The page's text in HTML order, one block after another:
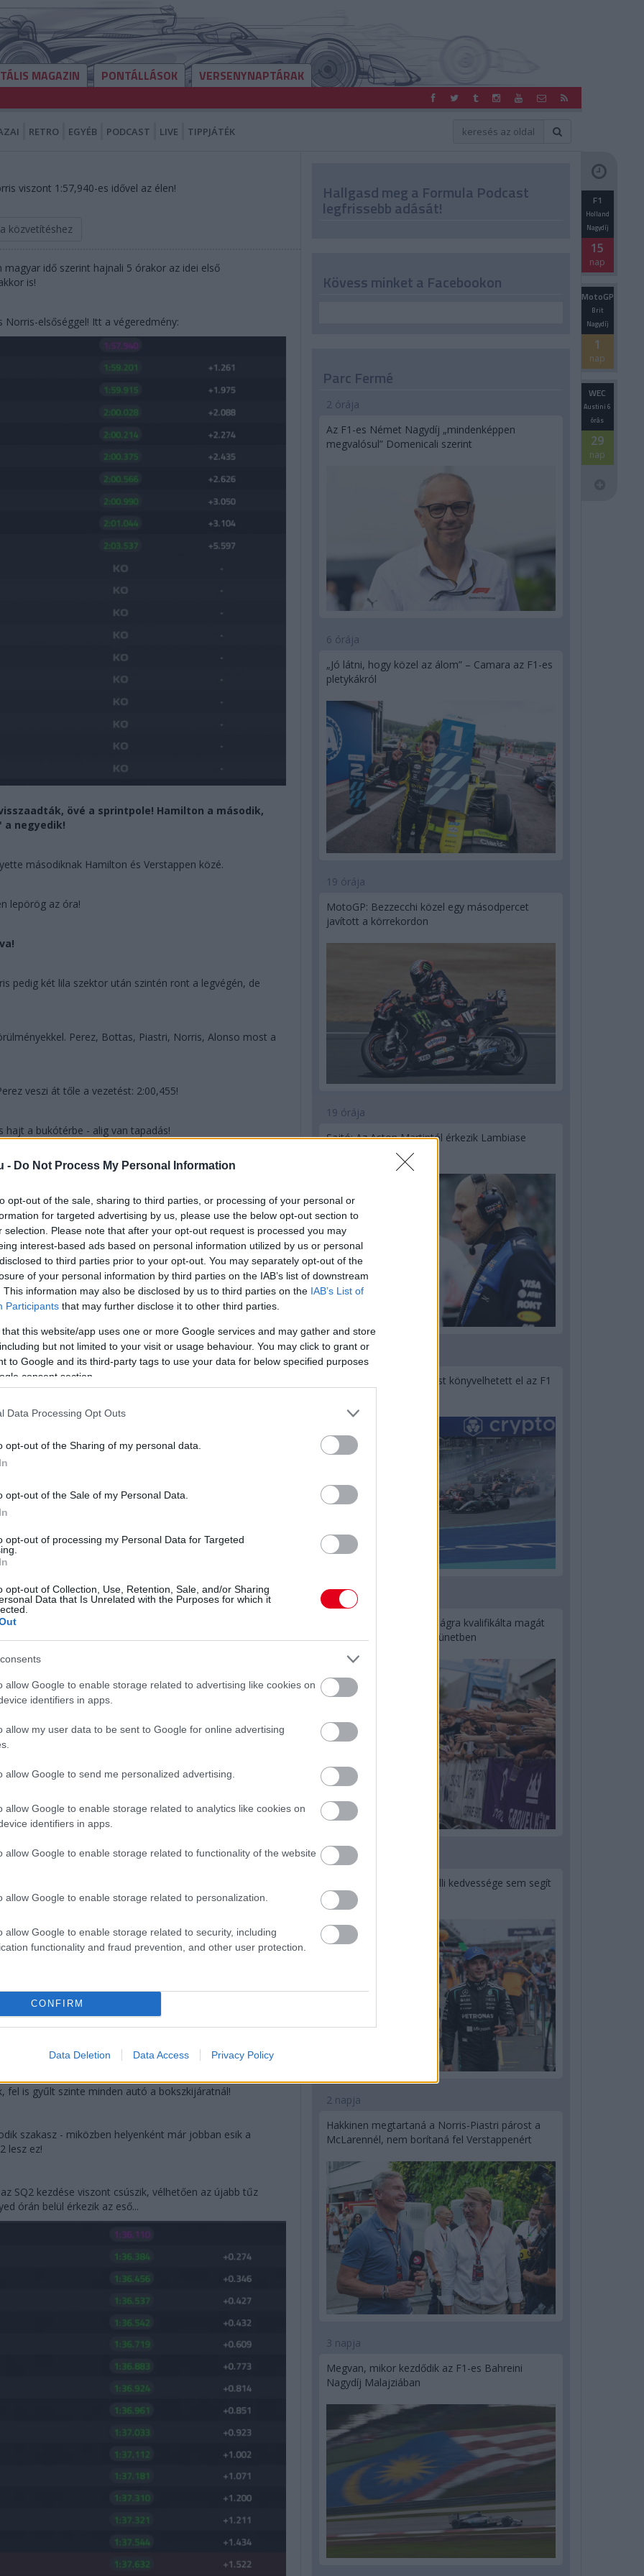
- Do Not Process My Personal Information
opt-out of the sale, sharing to third parties, or processing of your personal or
for targeted advertising by us, please use the below opt-out section to
selection. Please note that after your opt-out request is processed you may
interest-based ads based on personal information utilized by us or personal
to third parties prior to your opt-out. You may separately opt-out of the
of your personal information by third parties on the IAB’s list of downstream
This information may also be disclosed by us to third parties on the IAB’s List of
Participants that may further disclose it to other third parties.
that this website/app uses one or more Google services and may gather and store
but not limited to your visit or usage behaviour. You may click to grant or
to Google and its third-party tags to use your data for below specified purposes
consent section.
Data Processing Opt Outs
opt-out of the Sharing of my personal data.
opt-out of the Sale of my Personal Data.
opt-out of processing my Personal Data for Targeted
opt-out of Collection, Use, Retention, Sale, and/or Sharing
Data that Is Unrelated with the Purposes for which it
allow Google to enable storage related to advertising like cookies on
identifiers in apps.
allow my user data to be sent to Google for online advertising
allow Google to send me personalized advertising.
allow Google to enable storage related to analytics like cookies on
identifiers in apps.
allow Google to enable storage related to functionality of the website
allow Google to enable storage related to personalization.
allow Google to enable storage related to security, including
functionality and fraud prevention, and other user protection.
CONFIRM
Data Deletion Data Access Privacy Policy
MAGAZIN PONTÁLLÁSOK VERSENYNAPTÁRAK
RETRO EGYÉB PODCAST LIVE TIPPJÁTÉK
viszont 1:57,940-es idővel az élen!
közvetítéshez
idő szerint hajnali 5 órakor az idei első
is!
elsőséggel! Itt a végeredmény:
övé a sprintpole! Hamilton a második,
a negyedik!
másodiknak Hamilton és Verstappen közé.
lepörög az óra!
pedig két lila szektor után szintén ront a legvégén, de
Perez, Bottas, Piastri, Norris, Alonso most a
veszi át tőle a vezetést: 2:00,455!
hajt a bukótérbe - alig van tapadás!
épp csak hozzáért egy kiforgás után! De
aszfalton. Itt van a két Red Bull, a két Ferrari, a két
és Hamilton Mercedese.
alapján az autók padlólemezéről érkező
hogy hogyhogy mindkétszer ugyanott...
Hülkenberg, Ricciardo és Stroll búcsúzik - viszont
a hazai hős Zhou!
fenyegető az eső, így Russell próbálkozik is a
már a kameraképeken is feltűntek az esőcseppek.
Perez harmadiknak jön be a címvédő és Leclerc mögé.
Hülkenberg, Ricciardo és Stroll az utolsó ötös.
mögé jön be. Leclerc viszont az élre: 1:35,7!
az ausztrál vezet 1:35 végi idővel.
első köridő majd, a Red Bulloké pedig az utolsó -
gurulnak ki a versenyzők. Egy perc már le is telt a tízből. A
a garázsból.
jön az eső, akár már az első mért körük közben -
fel is gyűlt szinte minden autó a bokszkijáratnál!
szakasz - miközben helyenként már jobban esik a
lesz ez!
SQ2 kezdése viszont csúszik, vélhetően az újabb tűz
órán belül érkezik az eső...
Hallgasd meg a Formula Podcast
legfrissebb adását! F1
Holland
Nagydíj
15
nap
MotoGP
Brit
Nagydíj
1
nap
WEC
Austini 6
órás
29
nap
Kövess minket a Facebookon
Parc Fermé
2 órája
Az F1-es Német Nagydíj „mindenképpen
megvalósul” Domenicali szerint
6 órája
„Jó látni, hogy közel az álom” – Camara az F1-es
pletykákról
19 órája
MotoGP: Bezzecchi közel egy másodpercet
javított a körrekordon
19 órája
Sajtó: Az Aston Martintól érkezik Lambiase
utódja a Red Bullhoz?
1 napja
Óriási bevétel-visszaesést könyvelhetett el az F1
1 napja
Kerékpáros világbajnokságra kvalifikálta magát
Bottas az F1-es nyári szünetben
1 napja
Montoya szerint Antonelli kedvessége sem segít
Russellen
2 napja
Hakkinen megtartaná a Norris-Piastri párost a
McLarennél, nem borítaná fel Verstappenért
3 napja
Megvan, mikor kezdődik az F1-es Bahreini
Nagydíj Malajziában